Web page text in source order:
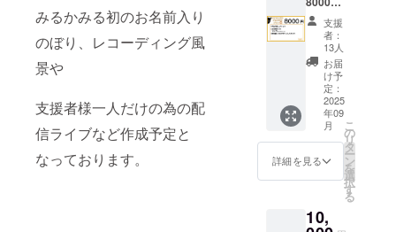
みるかみる初のお名前入り
のぼり、レコーディング風
景や
支援者様一人だけの為の配
信ライブなど作成予定と
なっております。
でご負
担くだ
さい。
◆当日
発売CD
※収録曲
3曲予定
◆クラ
ファン
限定ア
ナザー
CDジャ
◆両会
場会場
チケッ
ト ◆当
日発売
CD ※収
録曲3曲
予定 ◆
クラ
ファン
限定ア
ナザー
ジャ
サイン
入り ◆
支援
者：
13人
お届
け予
定：
2025
年09
月
詳細を見る
こ
の
リ
タ
ー
ン
を
選
択
す
る
10,